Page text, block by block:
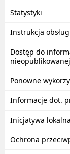
Statystyki
Instrukcja
Dostęp do
Ponowne
Informacje dot.
Inicjatywa lokalna
Ochrona